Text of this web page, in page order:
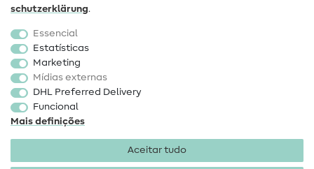
Popular
Tecidos
Acessórios de costura
Promoção
schutz­erklärung.
Essencial
Estatísticas
Marketing
Mídias externas
DHL Preferred Delivery
Funcional
Mais definições
Aceitar tudo